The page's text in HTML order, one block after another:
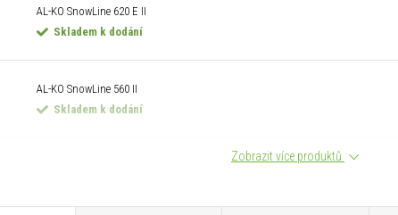
AL-KO SnowLine 620 E II
Skladem k dodání
AL-KO SnowLine 560 II
Skladem k dodání
Zobrazit více produktů